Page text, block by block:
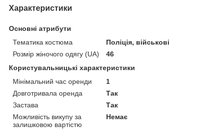
Характеристики
Основні атрибути
Тематика костюма
Поліція, військові
Розмір жіночого одягу (UA)
46
Користувальницькі характеристики
Мінімальний час оренди
1
Довготривала оренда
Так
Застава
Так
Можливість викупу за
залишковою вартістю
Немає